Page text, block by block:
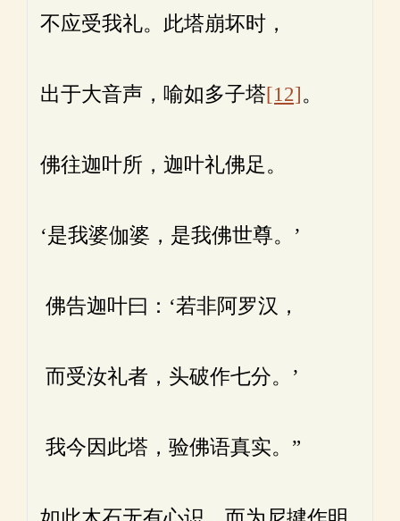
不应受我礼。此塔崩坏时，
出于大音声，喻如多子塔[12]。
佛往迦叶所，迦叶礼佛足。
‘是我婆伽婆，是我佛世尊。’
佛告迦叶曰：‘若非阿罗汉，
而受汝礼者，头破作七分。’
我今因此塔，验佛语真实。”